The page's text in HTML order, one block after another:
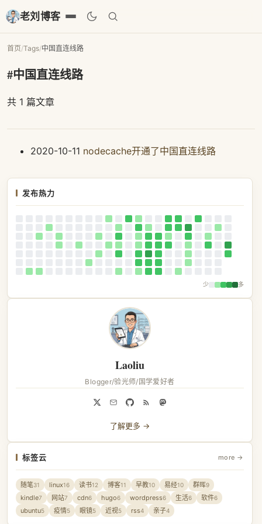
老刘博客
首页/Tags/中国直连线路
#中国直连线路
共 1 篇文章
2020-10-11 nodecache开通了中国直连线路
发布热力
少 多
Laoliu
Blogger/验光师/国学爱好者
了解更多 →
标签云 more →
随笔31 linux16 读书12 博客11 早教10 易经10 群晖9
kindle7 网站7 cdn6 hugo6 wordpress6 生活6 软件6
ubuntu5 疫情5 眼镜5 近视5 rss4 亲子4